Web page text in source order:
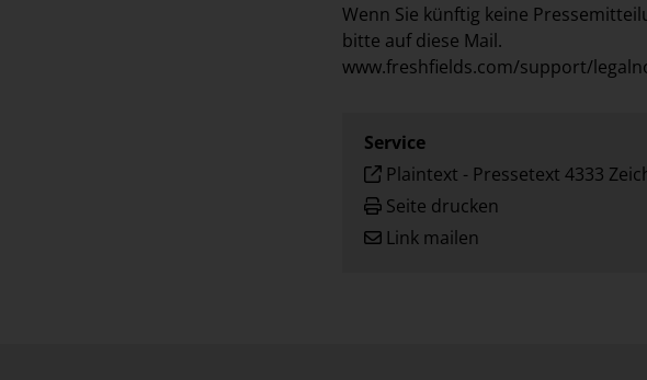
Wenn Sie künftig keine
bitte auf diese Mail.
www.freshfields.com/support/
Service
Plaintext - Pressetext 4333
Seite drucken
Link mailen